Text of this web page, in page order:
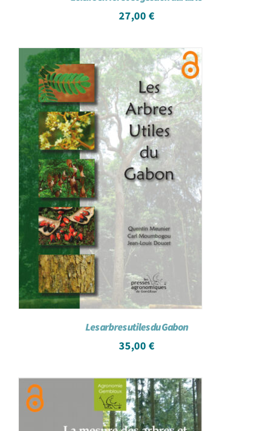
27,00 €
Les arbres utiles du Gabon
35,00 €